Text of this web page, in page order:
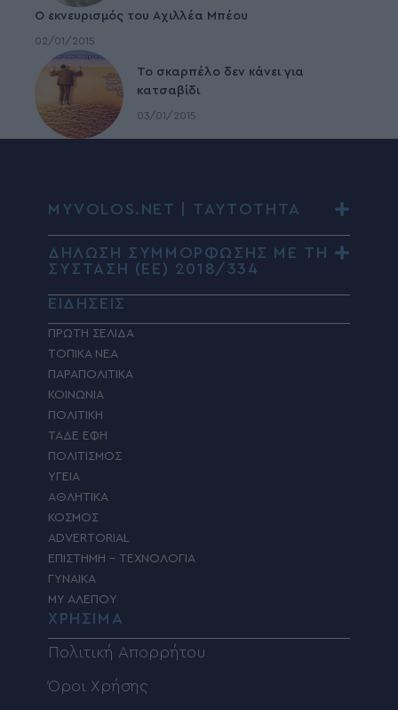
Ο εκνευρισμός του Αχιλλέα Μπέου
02/01/2015
To σκαρπέλο δεν κάνει για
κατσαβίδι
03/01/2015
MYVOLOS.NET | ΤΑΥΤΟΤΗΤΑ
ΔΗΛΩΣΗ ΣΥΜΜΟΡΦΩΣΗΣ ΜΕ ΤΗ
ΣΥΣΤΑΣΗ (ΕΕ) 2018/334
ΕΙΔΗΣΕΙΣ
ΠΡΩΤΗ ΣΕΛΙΔΑ
ΤΟΠΙΚΑ ΝΕΑ
ΠΑΡΑΠΟΛΙΤΙΚΑ
ΚΟΙΝΩΝΙΑ
ΠΟΛΙΤΙΚΗ
ΤΑΔΕ ΕΦΗ
ΠΟΛΙΤΙΣΜΟΣ
ΥΓΕΙΑ
ΑΘΛΗΤΙΚΑ
ΚΟΣΜΟΣ
ADVERTORIAL
ΕΠΙΣΤΗΜΗ – ΤΕΧΝΟΛΟΓΙΑ
ΓΥΝΑΙΚΑ
MY ΑΛΕΠΟΥ
ΧΡΗΣΙΜΑ
Πολιτική Απορρήτου
Όροι Χρήσης